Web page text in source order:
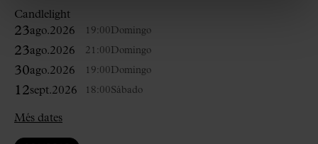
Candlelight
23ago.2026 19:00Domingo
23ago.2026 21:00Domingo
30ago.2026 19:00Domingo
12sept.2026 18:00Sábado
Més dates